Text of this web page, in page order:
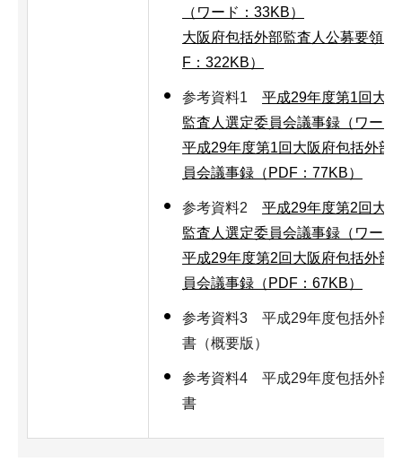
（ワード：33KB）
大阪府包括外部監査人公募要領（
F：322KB）
参考資料1 平成29年度第1回大
監査人選定委員会議事録（ワー
平成29年度第1回大阪府包括外部
員会議事録（PDF：77KB）
参考資料2 平成29年度第2回大
監査人選定委員会議事録（ワー
平成29年度第2回大阪府包括外部
員会議事録（PDF：67KB）
参考資料3 平成29年度包括外部
書（概要版）
参考資料4 平成29年度包括外部
書